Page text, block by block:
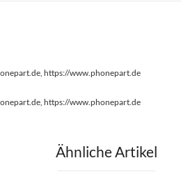
https://www.phonepart.de
https://www.phonepart.de
Ähnliche Artikel